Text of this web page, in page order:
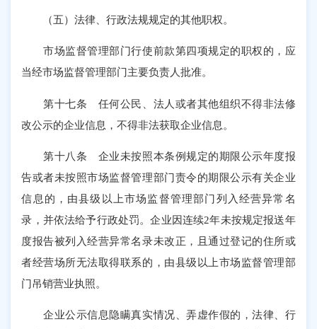
（五）法律、行政法规规定的其他职权。
市场监督管理部门行使前款第四项规定的职权的，应
当经市场监督管理部门主要负责人批准。
第十七条 任何公民、法人或者其他组织不得非法修
改公示的企业信息，不得非法获取企业信息。
第十八条 企业未按照本条例规定的期限公示年度报
告或者未按照市场监督管理部门责令的期限公示有关企业
信息的，由县级以上市场监督管理部门列入经营异常名
录，并依法给予行政处罚。企业因连续2年未按规定报送年
度报告被列入经营异常名录未改正，且通过登记的住所或
者经营场所无法取得联系的，由县级以上市场监督管理部
门吊销营业执照。
企业公示信息隐瞒真实情况、弄虚作假的，法律、行